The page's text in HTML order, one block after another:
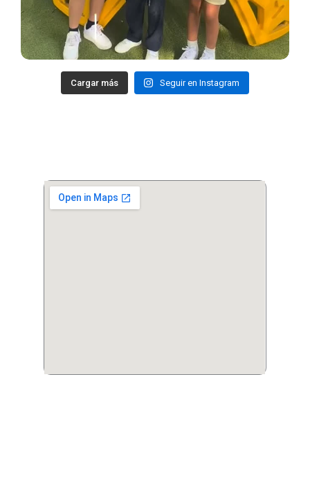
Cargar más Seguir en Instagram